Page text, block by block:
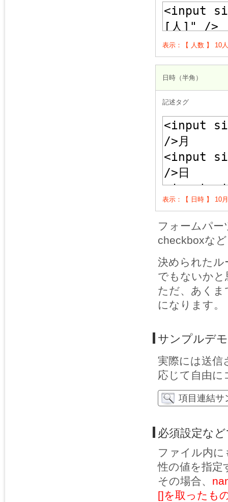
表示：【 人数 】 10人
日時（半角）
記述タグ
表示：【 日時 】 10
フォームパ
checkboxな
決められたル
でもないかと
ただ、あく
になります。
サンプルデモ
実際には送信
応じて自由に
項目連結サ
必須設定な
ファイル内
性の値を指定
その場合、
[]を取ったも